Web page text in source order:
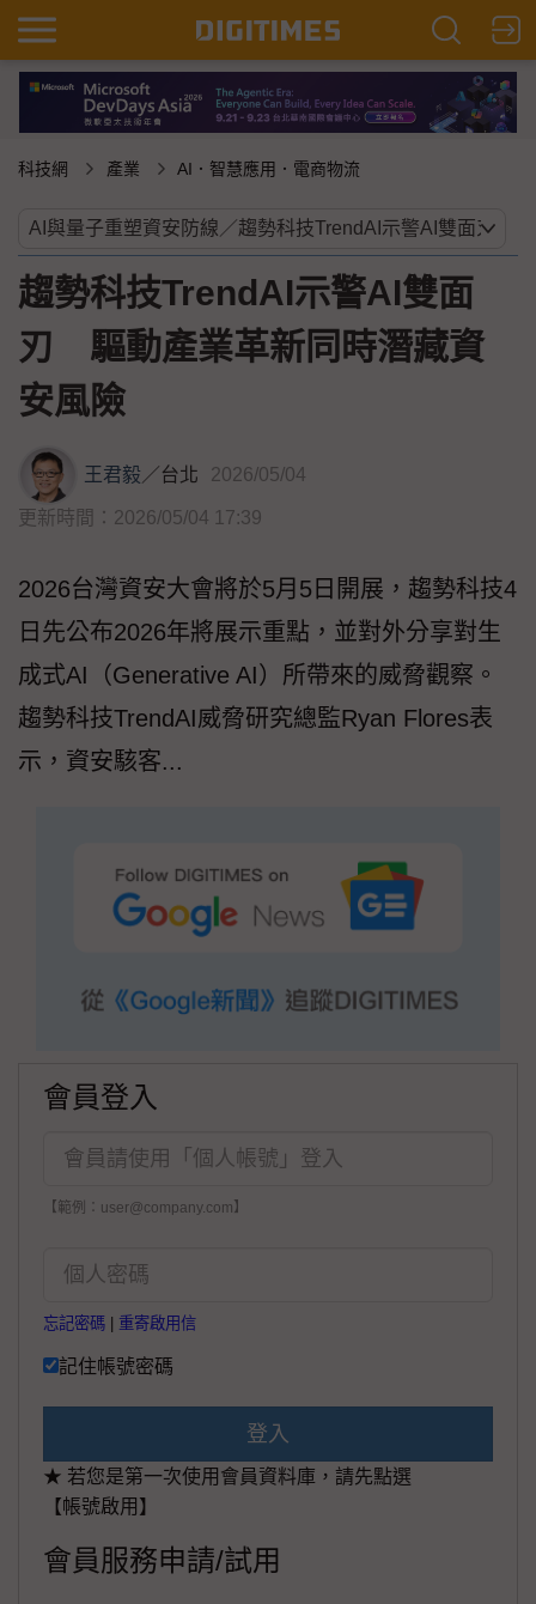
科技網 產業 AI．智慧應用．電商物流
趨勢科技TrendAI示警AI雙面
刃 驅動產業革新同時潛藏資
安風險
王君毅／台北 2026/05/04
更新時間：2026/05/04 17:39
2026台灣資安大會將於5月5日開展，趨勢科技4
日先公布2026年將展示重點，並對外分享對生
成式AI（Generative AI）所帶來的威脅觀察。
趨勢科技TrendAI威脅研究總監Ryan Flores表
示，資安駭客...
會員登入
【範例：user@company.com】
忘記密碼 重寄啟用信
記住帳號密碼
登入
★ 若您是第一次使用會員資料庫，請先點選
【帳號啟用】
會員服務申請/試用